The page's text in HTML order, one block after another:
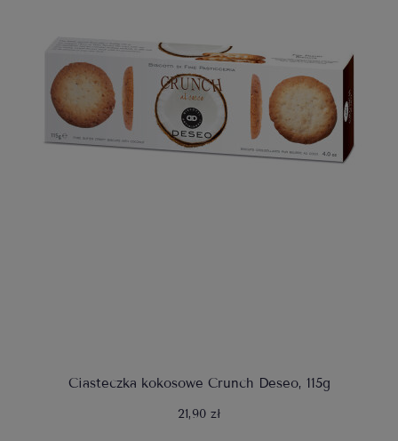
Ciasteczka kokosowe Crunch Deseo, 115g
21,90 zł